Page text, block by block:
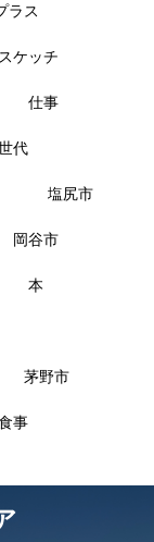
ラス
スケッチ
仕事
代
塩尻市
岡谷市
本
茅野市
事